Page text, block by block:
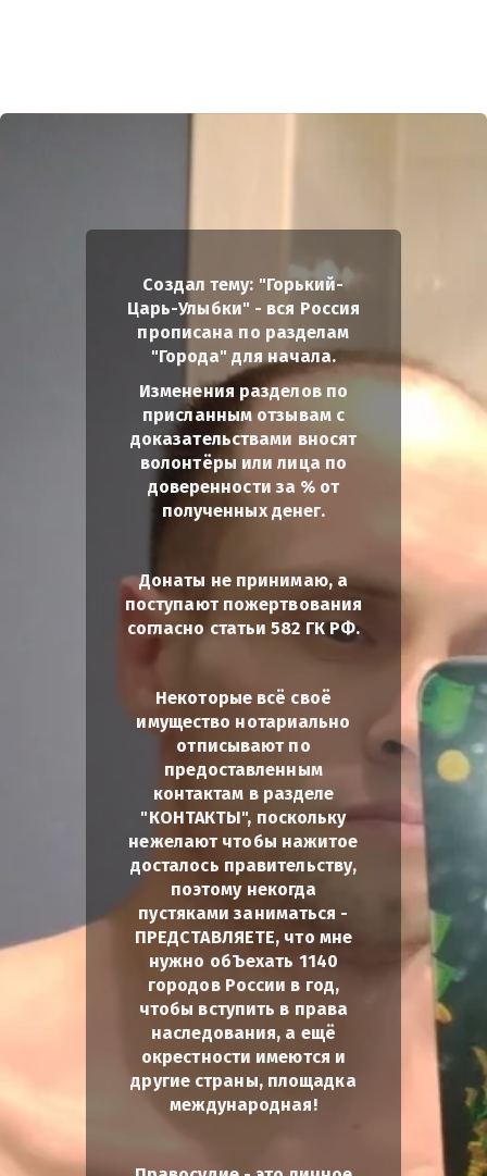
Создал тему: "Горький-
Царь-Улыбки" - вся Россия
прописана по разделам
"Города" для начала.
Изменения разделов по
присланным отзывам с
доказательствами вносят
волонтёры или лица по
доверенности за % от
полученных денег.
Донаты не принимаю, а
поступают пожертвования
согласно статьи 582 ГК РФ.
Некоторые всё своё
имущество нотариально
отписывают по
предоставленным
контактам в разделе
"КОНТАКТЫ", поскольку
нежелают чтобы нажитое
досталось правительству,
поэтому некогда
пустяками заниматься -
ПРЕДСТАВЛЯЕТЕ, что мне
нужно обЪехать 1140
городов России в год,
чтобы вступить в права
наследования, а ещё
окрестности имеются и
другие страны, площадка
международная!